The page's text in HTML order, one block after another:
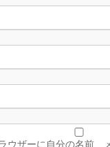
ウザーに自分の名前、